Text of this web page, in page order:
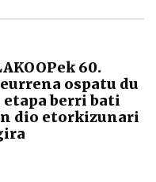
60.
ospatu du
etapa berri bati
dio etorkizunari